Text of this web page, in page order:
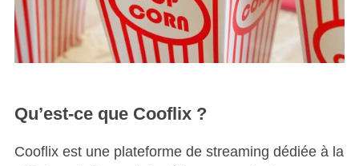
Qu’est-ce que Cooflix ?
Cooflix est une plateforme de streaming dédiée à la